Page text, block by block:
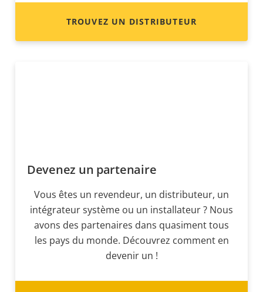
TROUVEZ UN DISTRIBUTEUR
Devenez un partenaire
Vous êtes un revendeur, un distributeur, un
intégrateur système ou un installateur ? Nous
avons des partenaires dans quasiment tous
les pays du monde. Découvrez comment en
devenir un !